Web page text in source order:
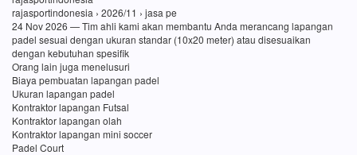
rajasportindonesia › 2026/11 › jasa pe
24 Nov 2026 — Tim ahli kami akan membantu Anda merancang lapangan
padel sesuai dengan ukuran standar (10x20 meter) atau disesuaikan
dengan kebutuhan spesifik
Orang lain juga menelusuri
Biaya pembuatan lapangan padel
Ukuran lapangan padel
Kontraktor lapangan Futsal
Kontraktor lapangan olah
Kontraktor lapangan mini soccer
Padel Court